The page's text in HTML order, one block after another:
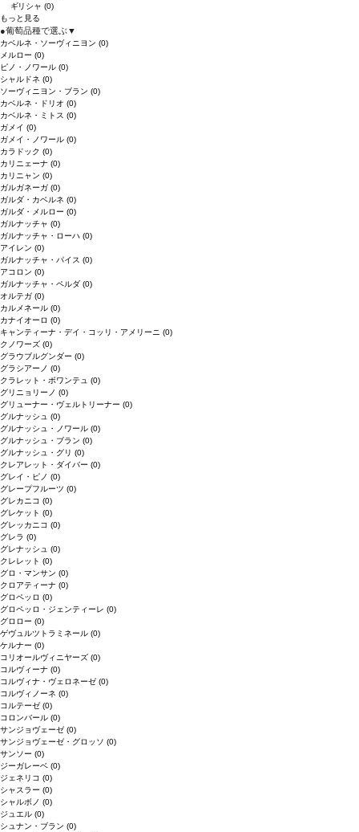
ギリシャ(0)
もっと見る
●葡萄品種で選ぶ▼
カベルネ・ソーヴィニヨン (0)
メルロー (0)
ピノ・ノワール (0)
シャルドネ (0)
ソーヴィニヨン・ブラン (0)
カベルネ・ドリオ (0)
カベルネ・ミトス (0)
ガメイ (0)
ガメイ・ノワール (0)
カラドック (0)
カリニェーナ (0)
カリニャン (0)
ガルガネーガ (0)
ガルダ・カベルネ (0)
ガルダ・メルロー (0)
ガルナッチャ (0)
ガルナッチャ・ローハ (0)
アイレン (0)
ガルナッチャ・パイス (0)
アコロン (0)
ガルナッチャ・ペルダ (0)
オルテガ (0)
カルメネール (0)
カナイオーロ (0)
キャンティーナ・デイ・コッリ・アメリーニ (0)
クノワーズ (0)
グラウブルグンダー (0)
グラシアーノ (0)
クラレット・ボワンテュ (0)
グリニョリーノ (0)
グリューナー・ヴェルトリーナー (0)
グルナッシュ (0)
グルナッシュ・ノワール (0)
グルナッシュ・ブラン (0)
グルナッシュ・グリ (0)
クレアレット・ダイバー (0)
グレイ・ピノ (0)
グレープフルーツ (0)
グレカニコ (0)
グレケット (0)
グレッカニコ (0)
グレラ (0)
グレナッシュ (0)
クレレット (0)
グロ・マンサン (0)
クロアティーナ (0)
グロペッロ (0)
グロペッロ・ジェンティーレ (0)
グロロー (0)
ゲヴュルツトラミネール (0)
ケルナー (0)
コリオールヴィニヤーズ (0)
コルヴィーナ (0)
コルヴィナ・ヴェロネーゼ (0)
コルヴィノーネ (0)
コルテーゼ (0)
コロンバール (0)
サンジョヴェーゼ (0)
サンジョヴェーゼ・グロッソ (0)
サンソー (0)
ジーガレーベ (0)
ジェネリコ (0)
シャスラー (0)
シャルボノ (0)
ジュエル (0)
シュナン・ブラン (0)